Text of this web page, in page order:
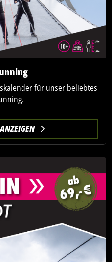
für unser beliebtes